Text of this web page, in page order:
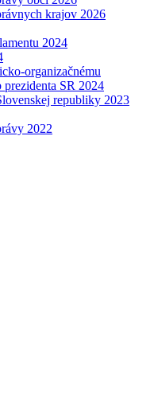
krajov 2026
2024
organizačnému
prezidenta SR 2024
republiky 2023
2022